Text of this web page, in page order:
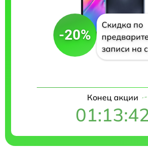
-20%
Скидка по
записи на
Конец акции